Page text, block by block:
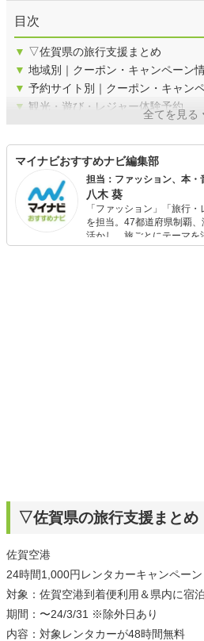
目次
▼ ▽佐賀県の旅行支援まとめ
▼ 地域別｜クーポン・キャンペーン
▼ 予約サイト別｜クーポン・キャン
▼ 観光・遊び・レジャー体験予約
全てを見る
マイナビおすすめナビ編集部
担当：ファッション、本
八木 葵
「ファッション」「旅行
を担当。47都道府県制覇
活かし、旅ごとにテーマ
が得意。また、アパレル
▽佐賀県の旅行支援まとめ
佐賀空港
24時間1,000円レンタカーキャンペーン
対象：佐賀空港到着便利用＆県内に宿泊
期間：〜24/3/31 ※除外日あり
内容：対象レンタカーが48時間無料